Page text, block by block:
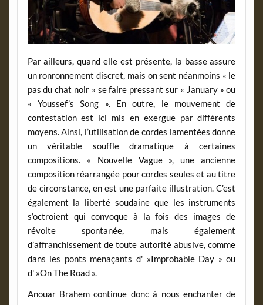
Par ailleurs, quand elle est présente, la basse assure
un ronronnement discret, mais on sent néanmoins « le
pas du chat noir » se faire pressant sur « January » ou
« Youssef’s Song ». En outre, le mouvement de
contestation est ici mis en exergue par différents
moyens. Ainsi, l’utilisation de cordes lamentées donne
un véritable souffle dramatique à certaines
compositions. « Nouvelle Vague », une ancienne
composition réarrangée pour cordes seules et au titre
de circonstance, en est une parfaite illustration. C’est
également la liberté soudaine que les instruments
s’octroient qui convoque à la fois des images de
révolte spontanée, mais également
d’affranchissement de toute autorité abusive, comme
dans les ponts menaçants d' »Improbable Day » ou
d' »On The Road ».
Anouar Brahem continue donc à nous enchanter de